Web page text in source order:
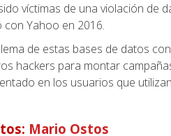
víctimas de una violación de
con Yahoo en 2016.
de estas bases de datos
hackers para montar
en los usuarios que
Mario Ostos